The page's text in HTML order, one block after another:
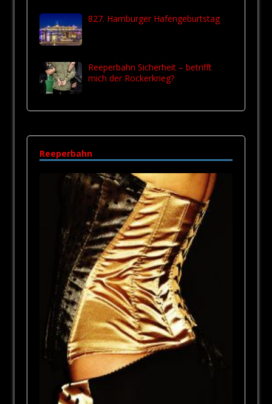
827. Hamburger Hafengeburtstag
Reeperbahn Sicherheit – betrifft
mich der Rockerkrieg?
Reeperbahn